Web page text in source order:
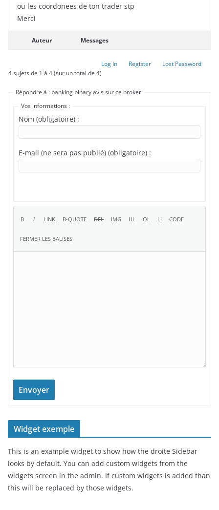
ou les coordonees de ton trader stp
Merci
Auteur Messages
Log In Register
Lost Password
4 sujets de 1 à 4 (sur un total de 4)
Répondre à : banking binary avis sur ce broker
Vos informations :
Nom (obligatoire) :
E-mail (ne sera pas publié) (obligatoire) :
Envoyer
Widget exemple
This is an example widget to show how the droite Sidebar
looks by default. You can add custom widgets from the
widgets screen in the admin. If custom widgets is added than
this will be replaced by those widgets.